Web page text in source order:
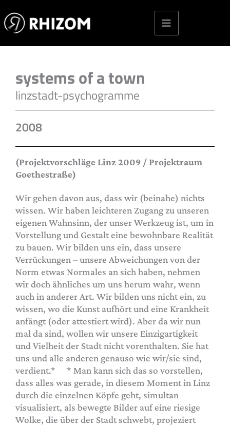
to
content
systems of a town
linzstadt-psychogramme
2008
(Projektvorschläge Linz 2009 / Projektraum
Goethestraße)
Wir gehen davon aus, dass wir (beinahe) nichts
wissen. Wir haben leichteren Zugang zu unseren
eigenen Wahnsinn, der unser Werkzeug ist, um in
Vorstellung und Gestalt eine bewohnbare Realität
zu bauen. Wir bilden uns ein, dass unsere
Verrückungen – unsere Abweichungen von der
Norm etwas Normales an sich haben, nehmen
wir doch ähnliches um uns herum wahr, wenn
auch in anderer Art. Wir bilden uns nicht ein, zu
wissen, wo die Kunst aufhört und eine Krankheit
anfängt (oder attestiert wird). Aber da wir nun
mal da sind, wollen wir unsere Einzigartigkeit
und Vielheit der Stadt nicht vorenthalten. Sie hat
uns und alle anderen genauso wie wir/sie sind,
verdient.* * Man kann sich das so vorstellen,
dass alles was gerade, in diesem Moment in Linz
durch die einzelnen Köpfe geht, simultan
visualisiert, als bewegte Bilder auf eine riesige
Wolke, die über der Stadt schwebt, projeziert